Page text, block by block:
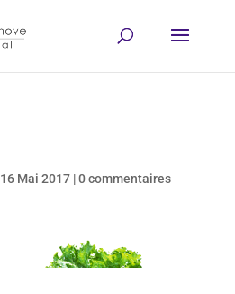
16 Mai 2017|0 commentaires